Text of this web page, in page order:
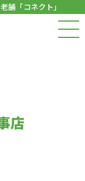
舗「コネクト」
店